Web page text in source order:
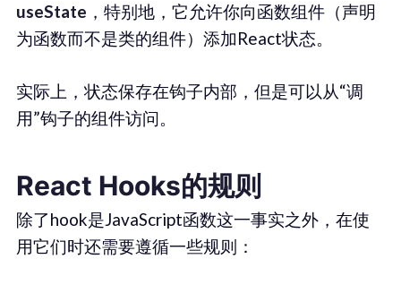
useState ，特别地，它允许你向函数组件（声明
为函数而不是类的组件）添加React状态。
实际上，状态保存在钩子内部，但是可以从“调
用”钩子的组件访问。
React Hooks的规则
除了hook是JavaScript函数这一事实之外，在使
用它们时还需要遵循一些规则：